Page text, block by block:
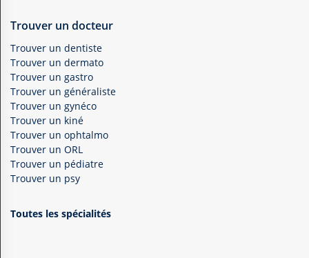
Trouver un docteur
Trouver un dentiste
Trouver un dermato
Trouver un gastro
Trouver un généraliste
Trouver un gynéco
Trouver un kiné
Trouver un ophtalmo
Trouver un ORL
Trouver un pédiatre
Trouver un psy
Toutes les spécialités